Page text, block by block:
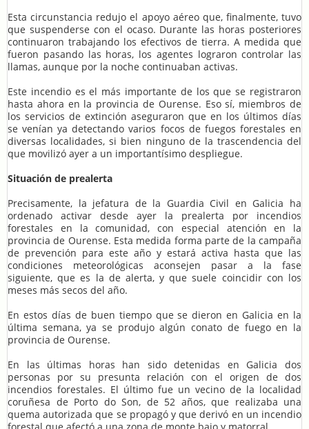
Esta circunstancia redujo el apoyo aéreo que, finalmente, tuvo
que suspenderse con el ocaso. Durante las horas posteriores
continuaron trabajando los efectivos de tierra. A medida que
fueron pasando las horas, los agentes lograron controlar las
llamas, aunque por la noche continuaban activas.
Este incendio es el más importante de los que se registraron
hasta ahora en la provincia de Ourense. Eso sí, miembros de
los servicios de extinción aseguraron que en los últimos días
se venían ya detectando varios focos de fuegos forestales en
diversas localidades, si bien ninguno de la trascendencia del
que movilizó ayer a un importantísimo despliegue.
Situación de prealerta
Precisamente, la jefatura de la Guardia Civil en Galicia ha
ordenado activar desde ayer la prealerta por incendios
forestales en la comunidad, con especial atención en la
provincia de Ourense. Esta medida forma parte de la campaña
de prevención para este año y estará activa hasta que las
condiciones meteorológicas aconsejen pasar a la fase
siguiente, que es la de alerta, y que suele coincidir con los
meses más secos del año.
En estos días de buen tiempo que se dieron en Galicia en la
última semana, ya se produjo algún conato de fuego en la
provincia de Ourense.
En las últimas horas han sido detenidas en Galicia dos
personas por su presunta relación con el origen de dos
incendios forestales. El último fue un vecino de la localidad
coruñesa de Porto do Son, de 52 años, que realizaba una
quema autorizada que se propagó y que derivó en un incendio